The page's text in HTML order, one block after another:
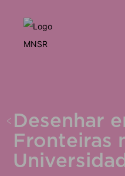
Desenhar
Fronteiras